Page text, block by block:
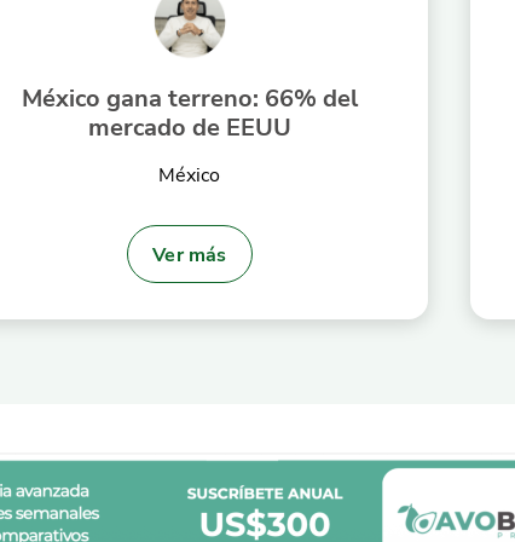
México gana terreno: 66% del
mercado de EEUU
México
Ver más